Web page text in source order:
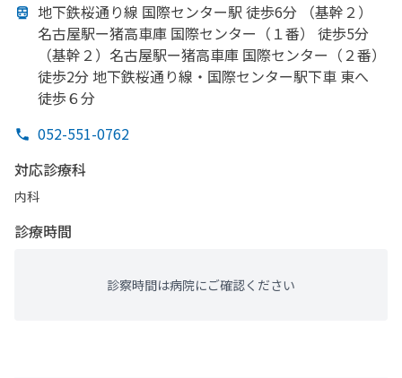
地下鉄桜通り線 国際センター駅 徒歩6分
（基幹２）
名古屋駅ー猪高車庫 国際センター （１番）
徒歩5分
（基幹２） 名古屋駅ー猪高車庫 国際センター （２番）
徒歩2分 地下鉄桜通り線・国際センター駅下車 東へ
徒歩６分
052-551-0762
対応診療科
内科
診療時間
診察時間は病院にご確認ください